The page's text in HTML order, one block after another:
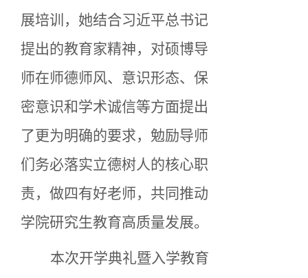
展培训，她结合习近平总书记
提出的教育家精神，对硕博导
师在师德师风、意识形态、保
密意识和学术诚信等方面提出
了更为明确的要求，勉励导师
们务必落实立德树人的核心职
责，做四有好老师，共同推动
学院研究生教育高质量发展。
本次开学典礼暨入学教育